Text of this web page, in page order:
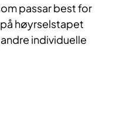
passar best for
høyrselstapet
individuelle